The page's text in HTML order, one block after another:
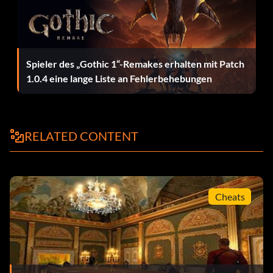
Gib den Code einTNT
„Get Protect“-Modus
Uplink-Modus aktivieren
Gib den Code einSENDEN
Entdecke atemberaubende Landschaften
Gib den Code einBOOM
Spieler des „Gothic 1“-Remakes erhalten mit Patch
1.0.4 eine lange Liste an Fehlerbehebungen
RELATED CONTENT
Cheats